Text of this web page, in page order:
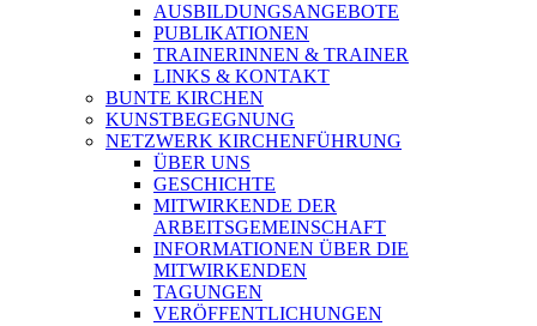
AUSBILDUNGSANGEBOTE
PUBLIKATIONEN
TRAINERINNEN & TRAINER
LINKS & KONTAKT
BUNTE KIRCHEN
KUNSTBEGEGNUNG
NETZWERK KIRCHENFÜHRUNG
ÜBER UNS
GESCHICHTE
MITWIRKENDE DER
ARBEITSGEMEINSCHAFT
INFORMATIONEN ÜBER DIE
MITWIRKENDEN
TAGUNGEN
VERÖFFENTLICHUNGEN